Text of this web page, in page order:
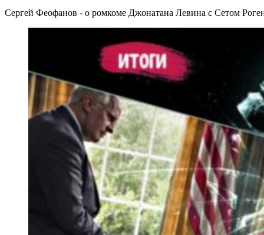
Сергей Феофанов - о ромкоме Джонатана Левина с Сетом